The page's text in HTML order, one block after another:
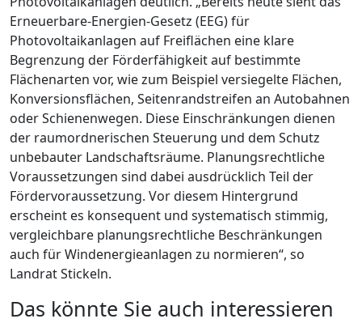
Erneuerbare-Energien-Gesetz (EEG) für
Photovoltaikanlagen auf Freiflächen eine klare
Begrenzung der Förderfähigkeit auf bestimmte
Flächenarten vor, wie zum Beispiel versiegelte Flächen,
Konversionsflächen, Seitenrandstreifen an Autobahnen
oder Schienenwegen. Diese Einschränkungen dienen
der raumordnerischen Steuerung und dem Schutz
unbebauter Landschaftsräume. Planungsrechtliche
Voraussetzungen sind dabei ausdrücklich Teil der
Fördervoraussetzung. Vor diesem Hintergrund
erscheint es konsequent und systematisch stimmig,
vergleichbare planungsrechtliche Beschränkungen
auch für Windenergieanlagen zu normieren“, so
Landrat Stickeln.
Das könnte Sie auch interessieren